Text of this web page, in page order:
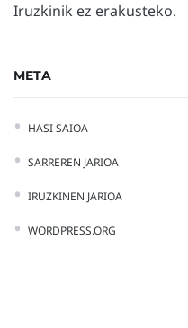
Iruzkinik ez erakusteko.
META
HASI SAIOA
SARREREN JARIOA
IRUZKINEN JARIOA
WORDPRESS.ORG